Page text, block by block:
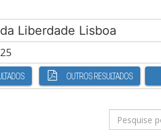
Liberdade Lisboa
OUTROS RESULTADOS